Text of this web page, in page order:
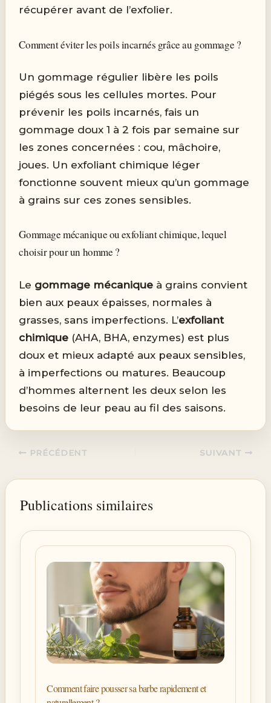
récupérer avant de l’exfolier.
Comment éviter les poils incarnés grâce au gommage ?
Un gommage régulier libère les poils
piégés sous les cellules mortes. Pour
prévenir les poils incarnés, fais un
gommage doux 1 à 2 fois par semaine sur
les zones concernées : cou, mâchoire,
joues. Un exfoliant chimique léger
fonctionne souvent mieux qu’un gommage
à grains sur ces zones sensibles.
Gommage mécanique ou exfoliant chimique, lequel
choisir pour un homme ?
Le gommage mécanique à grains convient
bien aux peaux épaisses, normales à
grasses, sans imperfections. L’exfoliant
chimique (AHA, BHA, enzymes) est plus
doux et mieux adapté aux peaux sensibles,
à imperfections ou matures. Beaucoup
d’hommes alternent les deux selon les
besoins de leur peau au fil des saisons.
PRÉCÉDENT SUIVANT
Publications similaires
Comment faire pousser sa barbe rapidement et